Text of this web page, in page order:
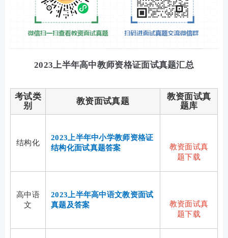
2023上半年高中教师资格证面试真题汇总
考试类
别
教资面试真题
教资面试真
题库
结构化
2023上半年中小学教师资格证
结构化面试真题答案
教资面试真
题下载
高中语
文
2023上半年高中语文教资面试
真题及答案
教资面试真
题下载